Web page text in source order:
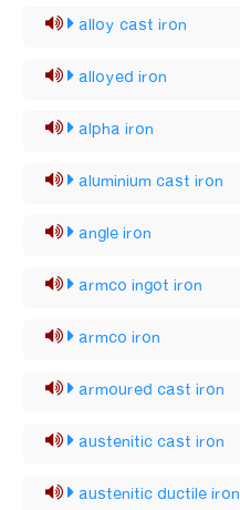
alloy cast iron
alloyed iron
alpha iron
aluminium cast iron
angle iron
armco ingot iron
armco iron
armoured cast iron
austenitic cast iron
austenitic ductile iron